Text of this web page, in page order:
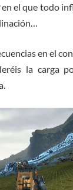
en el que todo
en el
la carga